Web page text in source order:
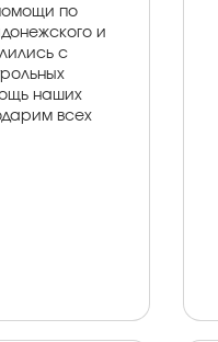
по
и
с
наших
всех